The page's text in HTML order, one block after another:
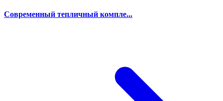
Современный тепличный компле...